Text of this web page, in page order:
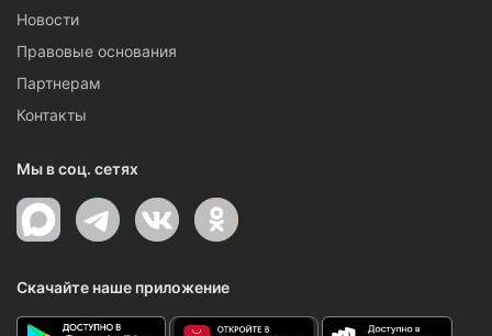
Новости
Правовые основания
Партнерам
Контакты
Мы в соц. сетях
Скачайте наше приложение